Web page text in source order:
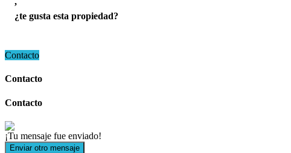
¿te gusta esta propiedad?
Contacto
Contacto
Contacto
¡Tu mensaje fue enviado!
Enviar otro mensaje